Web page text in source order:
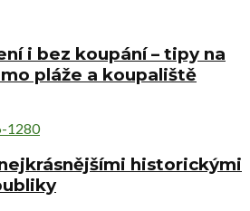
i bez koupání – tipy na
pláže a koupaliště
historickými